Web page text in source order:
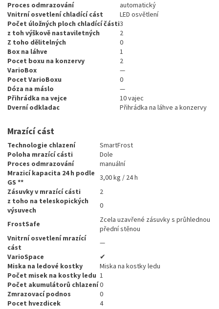
Proces odmrazování
automatický
Vnitrní osvetlení chladící cást
LED osvětlení
Počet úložných ploch chladící části3
z toh výškově nastaviletných
2
Z toho dělitelných
0
Box na láhve
1
Pocet boxu na konzervy
2
VarioBox
—
Pocet VarioBoxu
0
Dóza na máslo
—
Přihrádka na vejce
10 vajec
Dverní odkladac
Přihrádka na láhve a konzervy
Mrazící cást
Technologie chlazení
SmartFrost
Poloha mrazící cásti
Dole
Proces odmrazování
manuální
Mrazicí kapacita 24 h podle
GS **
3,00 kg / 24 h
Zásuvky v mrazící cásti
2
z toho na teleskopických
výsuvech
0
FrostSafe
Zcela uzavřené zásuvky s průhlednou
přední stěnou
Vnitrní osvetlení mrazící
cást
—
VarioSpace
✔
Miska na ledové kostky
Miska na kostky ledu
Počet misek na kostky ledu 1
Počet akumulátorů chlazení0
Zmrazovací podnos
0
Pocet hvezdicek
4